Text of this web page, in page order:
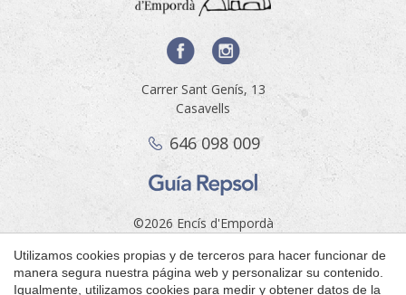
Carrer Sant Genís, 13
Casavells
646 098 009
©2026 Encís d'Empordà
by
iEstrategic
Utilizamos cookies propias y de terceros para hacer funcionar de
manera segura nuestra página web y personalizar su contenido.
Igualmente, utilizamos cookies para medir y obtener datos de la
Guardar configuración Aceptar todas